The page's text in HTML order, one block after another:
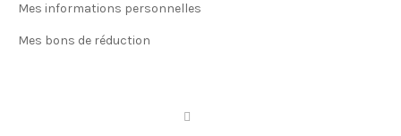
Mes informations personnelles
Mes bons de réduction